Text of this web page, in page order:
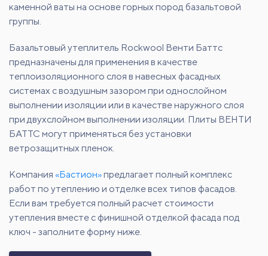
каменной ваты на основе горных пород базальтовой
группы.
Базальтовый утеплитель Rockwool Венти Баттс
предназначены для применения в качестве
теплоизоляционного слоя в навесных фасадных
системах с воздушным зазором при однослойном
выполнении изоляции или в качестве наружного слоя
при двухслойном выполнении изоляции. Плиты ВЕНТИ
БАТТС могут применяться без установки
ветрозащитных пленок.
Компания «Бастион»предлагает полный комплекс
работ по утеплению и отделке всех типов фасадов.
Если вам требуется полный расчет стоимости
утепления вместе с финишной отделкой фасада под
ключ - заполните форму ниже.